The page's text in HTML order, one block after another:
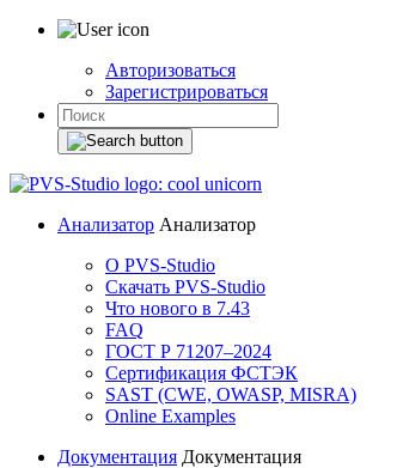
Авторизоваться
Зарегистрироваться
Анализатор Анализатор
О PVS-Studio
Скачать PVS-Studio
Что нового в 7.43
FAQ
ГОСТ Р 71207–2024
Сертификация ФСТЭК
SAST (CWE, OWASP, MISRA)
Online Examples
Документация Документация